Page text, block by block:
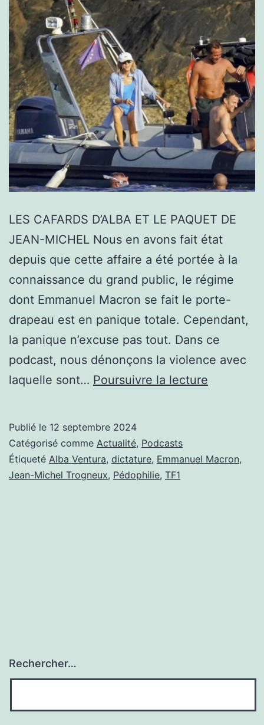
LES CAFARDS D’ALBA ET LE PAQUET DE
JEAN-MICHEL Nous en avons fait état
depuis que cette affaire a été portée à la
connaissance du grand public, le régime
dont Emmanuel Macron se fait le porte-
drapeau est en panique totale. Cependant,
la panique n’excuse pas tout. Dans ce
podcast, nous dénonçons la violence avec
laquelle sont… Poursuivre la lecture
LE
Publié le 12 septembre 2024
Catégorisé comme Actualité, Podcasts
Étiqueté Alba Ventura, dictature, Emmanuel Macron,
Jean-Michel Trogneux, Pédophilie, TF1
Rechercher…